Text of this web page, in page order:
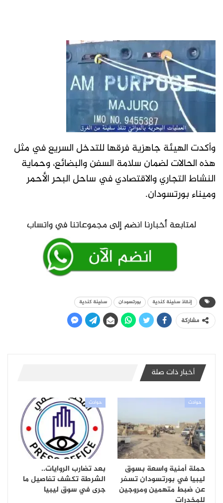
وأكدت الهيئة جاهزية فرقها للتدخل السريع في مثل
هذه الحالات لضمان سلامة السفن والبضائع، وحماية
النشاط التجاري والاقتصادي في ساحل البحر الأحمر
وميناء بورتسودان.
إنقاذ سفينة كندية بورتسودان سفينة كندية
مشاركة
أخبار ذات صلة
حوادث
حملة أمنية واسعة بسوق
ليبيا في بورتسودان تسفر
عن ضبط متهمين ومروجين
للمخدرات
حوادث
بعد تضارب الروايات..
الشرطة تكشف تفاصيل ما
جرى في سوق ليبيا